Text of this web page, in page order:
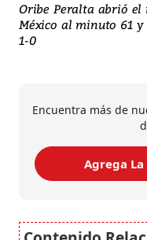
Oribe Peralta abrió el
México al minuto 61
1-0
Encuentra más de
Agrega